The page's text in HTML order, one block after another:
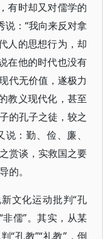
有时却又对儒学的
说：“我向来反对拿
人的思想行为，却
在他的时代也没有
代无价值，遂极力
教义现代化，甚至
的孔子之徒，较之
：勤、俭、廉、
赏谈，实救国之要
的。
文化运动批判“孔
非儒”。其实，从某
“孔教”“礼教”，倒